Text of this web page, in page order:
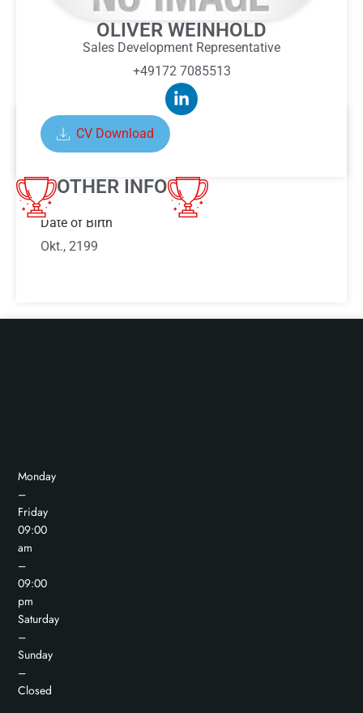
OLIVER WEINHOLD
Sales Development Representative
+49172 7085513
CV Download
OTHER INFO
ABOUT OLIVER WEINHOLD
Date of Birth
Okt., 2199
Monday
–
Friday
09:00
am
–
09:00
pm
Saturday
–
Sunday
–
Closed